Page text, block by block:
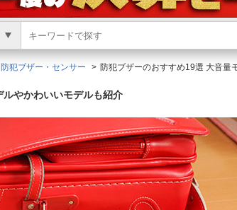
商品をさがす
ランキングからさ
お客様サポート
ご利用ガイド
防犯ブザー・センサー 防犯ブザーのおすすめ19選 大音量
やかわいいモデルも紹介